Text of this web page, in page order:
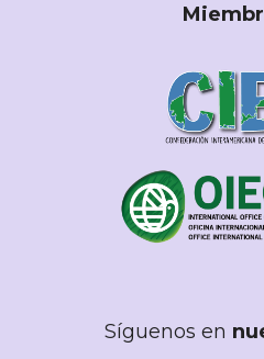
Síguenos en